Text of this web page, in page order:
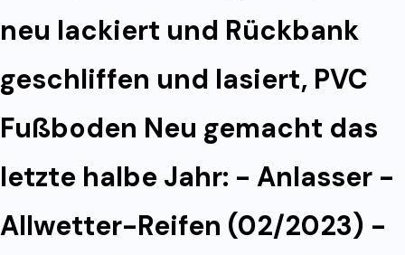
neu lackiert und Rückbank
geschliffen und lasiert, PVC
Fußboden Neu gemacht das
letzte halbe Jahr: - Anlasser -
Allwetter-Reifen (02/2023) -